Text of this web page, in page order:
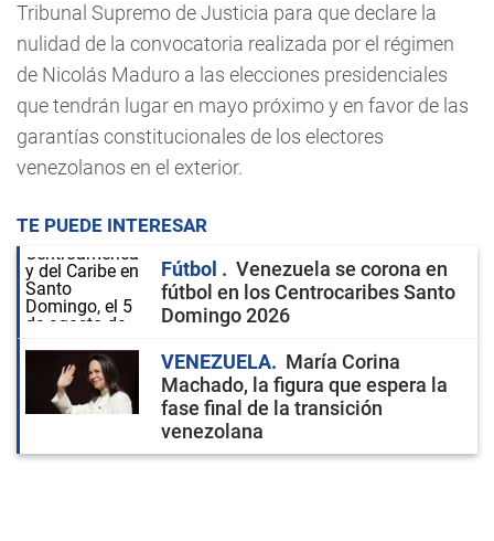
Tribunal Supremo de Justicia para que declare la
nulidad de la convocatoria realizada por el régimen
de Nicolás Maduro a las elecciones presidenciales
que tendrán lugar en mayo próximo y en favor de las
garantías constitucionales de los electores
venezolanos en el exterior.
TE PUEDE INTERESAR
Fútbol
Venezuela se corona en
fútbol en los Centrocaribes Santo
Domingo 2026
VENEZUELA
María Corina
Machado, la figura que espera la
fase final de la transición
venezolana